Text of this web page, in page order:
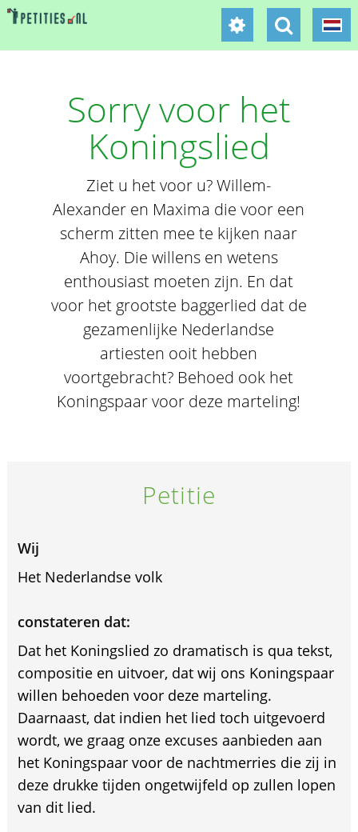
Sorry voor het
Koningslied
Ziet u het voor u? Willem-
Alexander en Maxima die voor een
scherm zitten mee te kijken naar
Ahoy. Die willens en wetens
enthousiast moeten zijn. En dat
voor het grootste baggerlied dat de
gezamenlijke Nederlandse
artiesten ooit hebben
voortgebracht? Behoed ook het
Koningspaar voor deze marteling!
Petitie
Wij
Het Nederlandse volk
constateren dat:
Dat het Koningslied zo dramatisch is qua tekst,
compositie en uitvoer, dat wij ons Koningspaar
willen behoeden voor deze marteling.
Daarnaast, dat indien het lied toch uitgevoerd
wordt, we graag onze excuses aanbieden aan
het Koningspaar voor de nachtmerries die zij in
deze drukke tijden ongetwijfeld op zullen lopen
van dit lied.